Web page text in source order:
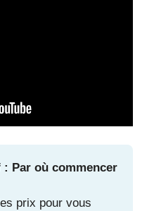
Par où commencer
prix pour vous